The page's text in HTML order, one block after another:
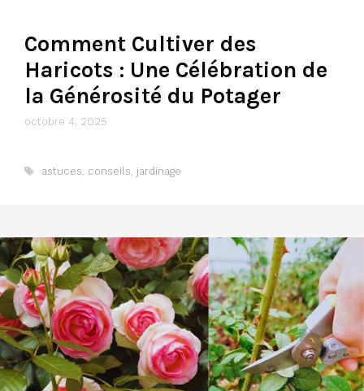
Comment Cultiver des
Haricots : Une Célébration de
la Générosité du Potager
octobre 4, 2025
Étiquettes
astuces, conseils, jardinage